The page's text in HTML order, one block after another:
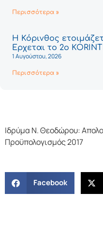
Περισσότερα »
Η Κόρινθος
Έρχεται το 2ο
1 Αυγούστου, 2026
Περισσότερα »
Ιδρύμα Ν. Θεοδώρου:
Προϋπολογισμός 2017
Facebook